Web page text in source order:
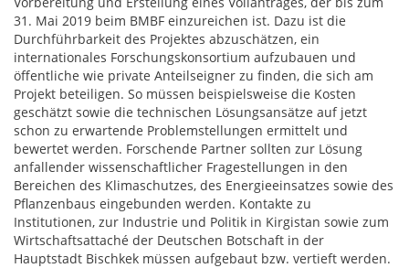
31. Mai 2019 beim BMBF einzureichen ist. Dazu ist die
Durchführbarkeit des Projektes abzuschätzen, ein
internationales Forschungskonsortium aufzubauen und
öffentliche wie private Anteilseigner zu finden, die sich am
Projekt beteiligen. So müssen beispielsweise die Kosten
geschätzt sowie die technischen Lösungsansätze auf jetzt
schon zu erwartende Problemstellungen ermittelt und
bewertet werden. Forschende Partner sollten zur Lösung
anfallender wissenschaftlicher Fragestellungen in den
Bereichen des Klimaschutzes, des Energieeinsatzes sowie des
Pflanzenbaus eingebunden werden. Kontakte zu
Institutionen, zur Industrie und Politik in Kirgistan sowie zum
Wirtschaftsattaché der Deutschen Botschaft in der
Hauptstadt Bischkek müssen aufgebaut bzw. vertieft werden.